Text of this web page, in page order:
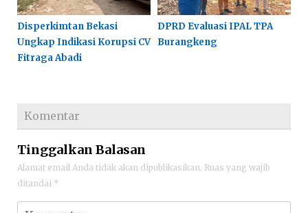
Disperkimtan Bekasi
Ungkap Indikasi Korupsi CV
Fitraga Abadi
DPRD Evaluasi IPAL TPA
Burangkeng
Komentar
Tinggalkan Balasan
Alamat email Anda tidak akan dipublikasikan. Ruas yang wajib
ditandai *